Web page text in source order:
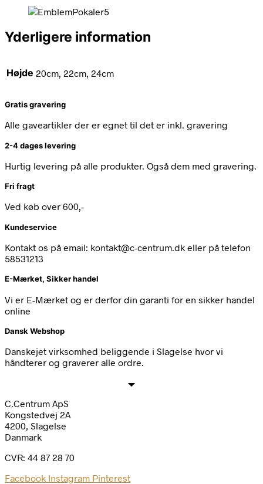
Yderligere information
Højde 20cm, 22cm, 24cm
Gratis gravering
Alle gaveartikler der er egnet til det er inkl. gravering
2-4 dages levering
Hurtig levering på alle produkter. Også dem med gravering.
Fri fragt
Ved køb over 600,-
Kundeservice
Kontakt os på email: kontakt@c-centrum.dk eller på telefon
58531213
E-Mærket, Sikker handel
Vi er E-Mærket og er derfor din garanti for en sikker handel
online
Dansk Webshop
Danskejet virksomhed beliggende i Slagelse hvor vi
håndterer og graverer alle ordre.
C.Centrum ApS
Kongstedvej 2A
4200, Slagelse
Danmark
CVR: 44 87 28 70
Facebook Instagram Pinterest